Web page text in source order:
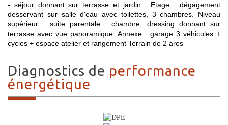
- séjour donnant sur terrasse et jardin... Etage : dégagement
desservant sur salle d'eau avec toilettes, 3 chambres. Niveau
supérieur : suite parentale : chambre, dressing donnant sur
terrasse avec vue panoramique. Annexe : garage 3 véhicules +
cycles + espace atelier et rangement Terrain de 2 ares
diagnostics de performance
énergétique